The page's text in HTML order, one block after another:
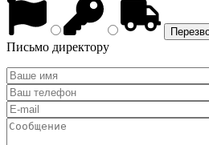
Письмо директору